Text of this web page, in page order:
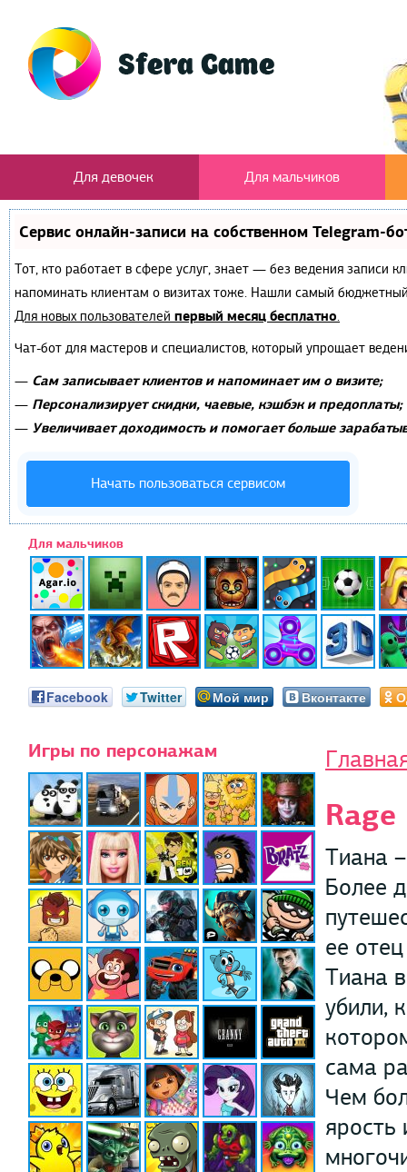
Для девочек Для мальчиков
Сервис онлайн-записи на собственном Telegram-
Тот, кто работает в сфере услуг, знает — без ведения записи
напоминать клиентам о визитах тоже. Нашли самый
Для новых пользователей первый месяц бесплатно.
Чат-бот для мастеров и специалистов, который упрощает
— Сам записывает клиентов и напоминает им о визите;
— Персонализирует скидки, чаевые, кэшбэк и предоплаты;
— Увеличивает доходимость и помогает больше
Начать пользоваться сервисом
Для мальчиков
Facebook Twitter Мой мир Вконтакте
Игры по персонажам
Rage
Тиана
Более
ее
Тиана
убили,
сама
Чем
ярость